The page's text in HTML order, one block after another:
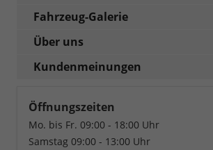
Fahrzeug-Galerie
Über uns
Kundenmeinungen
Öffnungszeiten
Mo. bis Fr. 09:00 - 18:00 Uhr
Samstag 09:00 - 13:00 Uhr